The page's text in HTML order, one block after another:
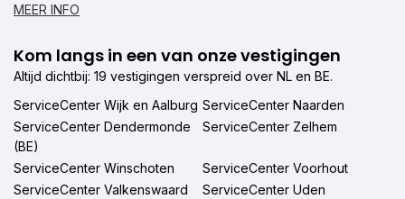
MEER INFO
Kom langs in een van onze vestigingen
Altijd dichtbij: 19 vestigingen verspreid over NL en BE.
ServiceCenter Wijk en Aalburg ServiceCenter Naarden
ServiceCenter Dendermonde
(BE)
ServiceCenter Zelhem
ServiceCenter Winschoten
ServiceCenter Voorhout
ServiceCenter Valkenswaard
ServiceCenter Uden